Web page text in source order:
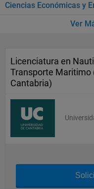
Ciencias Económicas y
Ver
Licenciatura en
Transporte Maritimo
Cantabria)